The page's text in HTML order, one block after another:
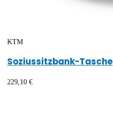
KTM
Soziussitzbank-Tasche
229,10 €